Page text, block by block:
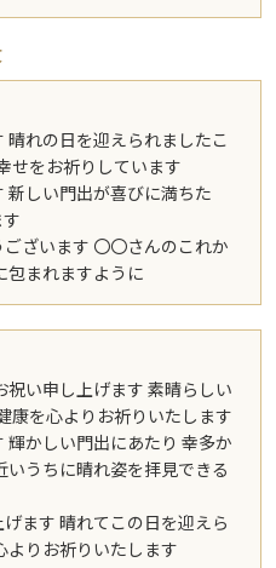
晴れの日を迎えられましたこ
せをお祈りしています
新しい門出が喜びに満ちた
ざいます 〇〇さんのこれか
包まれますように
祝い申し上げます 素晴らしい
康を心よりお祈りいたします
輝かしい門出にあたり 幸多か
うちに晴れ姿を拝見できる
ます 晴れてこの日を迎えら
よりお祈りいたします